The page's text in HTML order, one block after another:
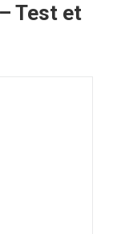
Test et